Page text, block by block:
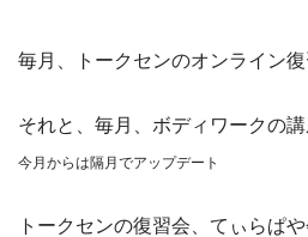
毎月、トークセンのオンライン復
それと、毎月、ボディワークの講
今月からは隔月でアップデート
トークセンの復習会、てぃらぱや